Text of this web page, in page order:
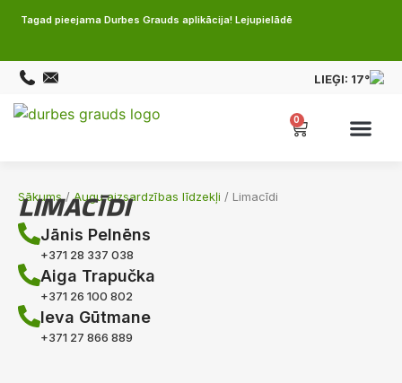
Tagad pieejama Durbes Grauds aplikācija! Lejupielādē
LIEĢI: 17°
0
Sākums/Augu aizsardzības līdzekļi / Limacīdi
LIMACĪDI
Jānis Pelnēns
+371 28 337 038
Aiga Trapučka
+371 26 100 802
Ieva Gūtmane
+371 27 866 889